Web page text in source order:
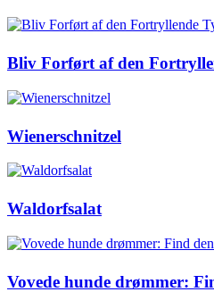
Bliv Forført af den
Wienerschnitzel
Waldorfsalat
Vovede hunde drømmer: